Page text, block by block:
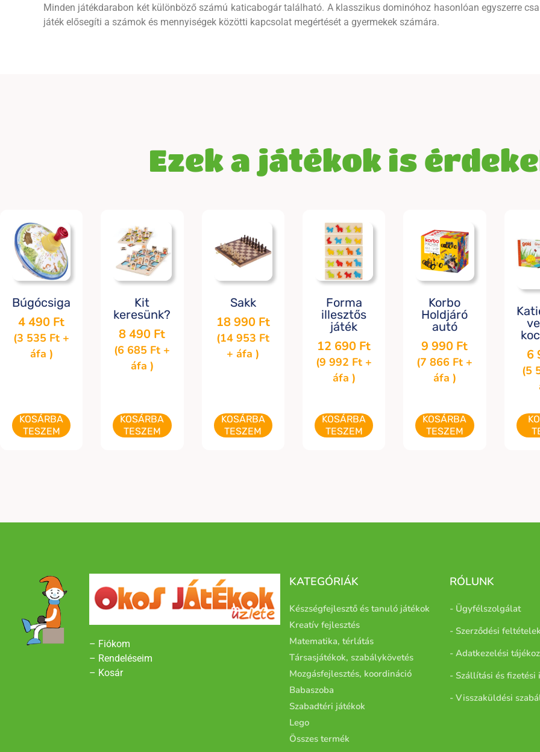
Minden játékdarabon két különböző számú katicabogár található. A klasszikus dominóhoz hasonlóan egyszerre
játék elősegíti a számok és mennyiségek közötti kapcsolat megértését a gyermekek számára.
Ezek a játékok is
Búgócsiga
4 490 Ft
(3 535 Ft +
áfa )
KOSÁRBA
TESZEM
Kit
keresünk?
8 490 Ft
(6 685 Ft +
áfa )
KOSÁRBA
TESZEM
Sakk
18 990 Ft
(14 953 Ft
+ áfa )
KOSÁRBA
TESZEM
Forma
illesztős
játék
12 690 Ft
(9 992 Ft +
áfa )
KOSÁRBA
TESZEM
Korbo
Holdjáró
autó
9 990 Ft
(7 866 Ft +
áfa )
KOSÁRBA
TESZEM
6
(5
– Fiókom
– Rendeléseim
– Kosár
KATEGÓRIÁK
Készségfejlesztő és tanuló játékok
Kreatív fejlesztés
Matematika, térlátás
Társasjátékok, szabálykövetés
Mozgásfejlesztés, koordináció
Babaszoba
Szabadtéri játékok
Lego
Összes termék
RÓLUNK
- Ügyfélszolgálat
- Szerződési
- Adatkezelési
- Szállítási és fizetési
- Visszaküldési